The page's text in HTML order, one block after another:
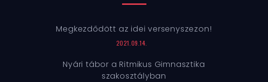
Megkezdődött az idei versenyszezon!
2021.09.14.
Nyári tábor a Ritmikus Gimnasztika
szakosztályban